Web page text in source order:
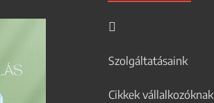
Szolgáltatásaink
Cikkek vállalkozóknak